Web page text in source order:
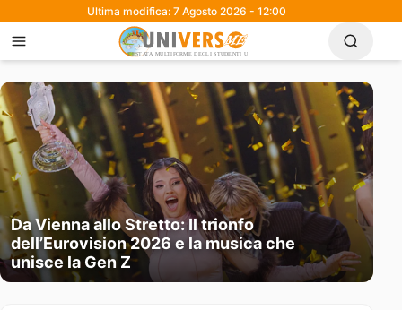
Ultima modifica: 7 Agosto 2026 - 12:00
Da Vienna allo Stretto: Il trionfo
dell’Eurovision 2026 e la musica che
unisce la Gen Z